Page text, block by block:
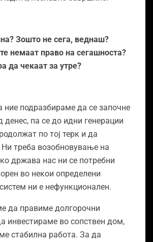
Зошто не сега, веднаш?
немаат право на сегашноста?
да чекаат за утре?
ние подразбираме да се започне
денес, па се до идни генерации
по тој терк и да
Ни треба возобновување на
држава нас ни се потребни
во некои определени
ни е нефункционален.
да правиме долгорочни
инвестираме во сопствен дом,
стабилна работа. За да